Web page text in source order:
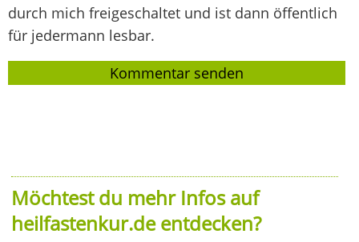
durch mich freigeschaltet und ist dann öffentlich
für jedermann lesbar.
Möchtest du mehr Infos auf
heilfastenkur.de entdecken?